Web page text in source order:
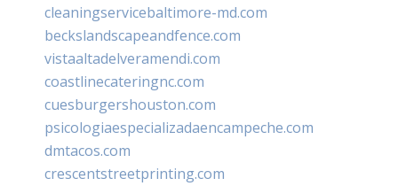
cleaningservicebaltimore-md.com
beckslandscapeandfence.com
vistaaltadelveramendi.com
coastlinecateringnc.com
cuesburgershouston.com
psicologiaespecializadaencampeche.com
dmtacos.com
crescentstreetprinting.com